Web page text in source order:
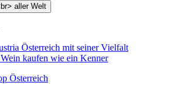
Österreich mit seiner Vielfalt
Wein kaufen wie ein Kenner